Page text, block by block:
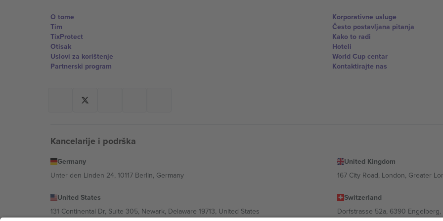
O tome
Tim
TixProtect
Otisak
Uslovi za korištenje
Partnerski program
Korporativne usluge
Često postavljana pitanja
Kako to radi
Hoteli
World Cup centar
Kontaktirajte nas
Kancelarije i podrška
Germany
Unter den Linden 24, 10117 Berlin, Germany
United Kingdom
167 City Road, London, Greater
United States
131 Continental Dr, Suite 305, Newark, Delaware 19713, United States
Switzerland
Dorfstrasse 52a, 6390 Engelberg,